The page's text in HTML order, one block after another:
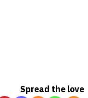
Spread the love